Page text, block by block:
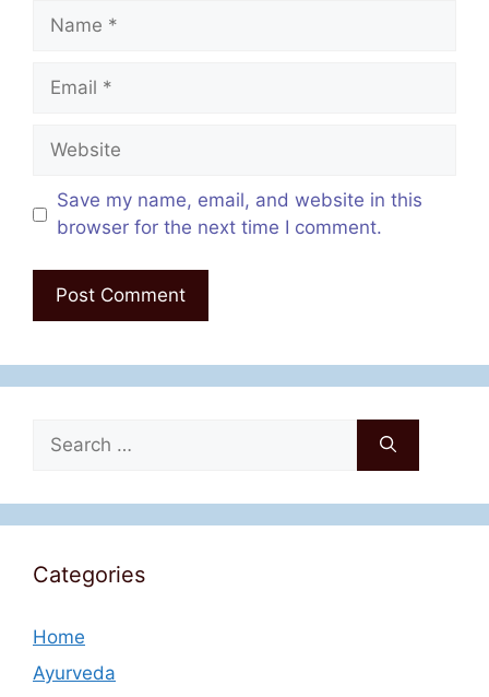
Name
Email
Website
Save my name, email, and website in this
browser for the next time I comment.
for:
Categories
Home
Ayurveda